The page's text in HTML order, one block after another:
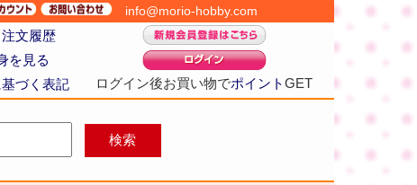
info@morio-hobby.com
文履歴
ログイン後お買い物でポイントGET
を見る
づく表記